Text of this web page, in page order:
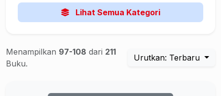
Lihat Semua Kategori
Menampilkan 97-108 dari 211
Buku.
Urutkan: Terbaru